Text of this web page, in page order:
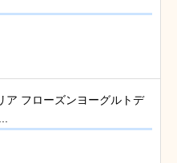
ア フローズンヨーグルトデ